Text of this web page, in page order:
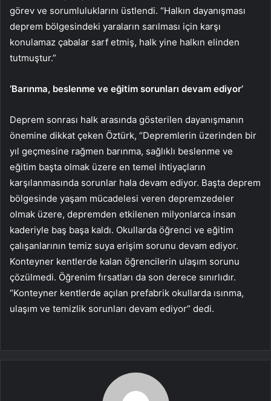
görev ve sorumluluklarını üstlendi. “Halkın dayanışması
deprem bölgesindeki yaraların sarılması için karşı
konulamaz çabalar sarf etmiş, halk yine halkın elinden
tutmuştur.”
‘Barınma, beslenme ve eğitim sorunları devam ediyor’
Deprem sonrası halk arasında gösterilen dayanışmanın
önemine dikkat çeken Öztürk, “Depremlerin üzerinden bir
yıl geçmesine rağmen barınma, sağlıklı beslenme ve
eğitim başta olmak üzere en temel ihtiyaçların
karşılanmasında sorunlar hala devam ediyor. Başta deprem
bölgesinde yaşam mücadelesi veren depremzedeler
olmak üzere, depremden etkilenen milyonlarca insan
kaderiyle baş başa kaldı. Okullarda öğrenci ve eğitim
çalışanlarının temiz suya erişim sorunu devam ediyor.
Konteyner kentlerde kalan öğrencilerin ulaşım sorunu
çözülmedi. Öğrenim fırsatları da son derece sınırlıdır.
“Konteyner kentlerde açılan prefabrik okullarda ısınma,
ulaşım ve temizlik sorunları devam ediyor” dedi.